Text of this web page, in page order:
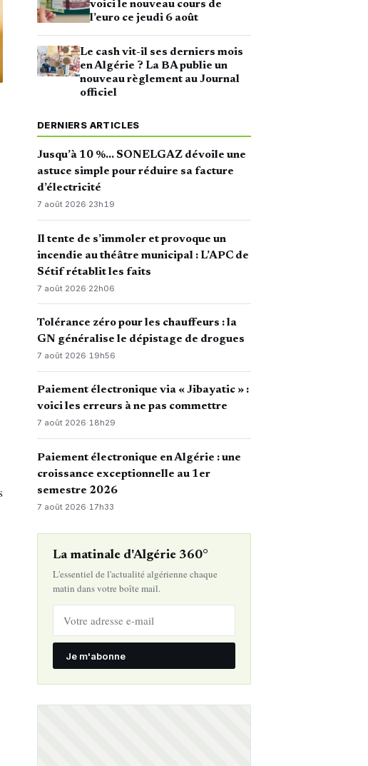
voici le nouveau cours de
l’euro ce jeudi 6 août
Le cash vit-il ses derniers mois
en Algérie ? La BA publie un
nouveau règlement au Journal
officiel
DERNIERS ARTICLES
Jusqu’à 10 %… SONELGAZ dévoile une
astuce simple pour réduire sa facture
d’électricité
7 août 2026·23h19
Il tente de s’immoler et provoque un
incendie au théâtre municipal : L’APC de
Sétif rétablit les faits
7 août 2026·22h06
Tolérance zéro pour les chauffeurs : la
GN généralise le dépistage de drogues
7 août 2026·19h56
Paiement électronique via « Jibayatic » :
voici les erreurs à ne pas commettre
7 août 2026·18h29
Paiement électronique en Algérie : une
croissance exceptionnelle au 1er
semestre 2026
7 août 2026· 17h33
La matinale d'Algérie 360°
L'essentiel de l'actualité algérienne chaque
matin dans votre boîte mail.
Je m'abonne